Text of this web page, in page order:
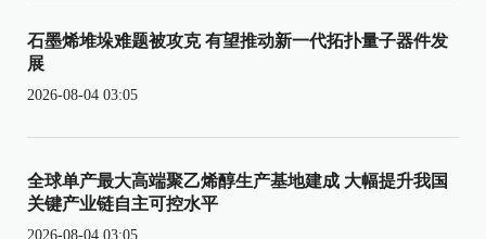
石墨烯堆垛难题被攻克 有望推动新一代拓扑量子器件发
展
2026-08-04 03:05
全球单产最大高端聚乙烯醇生产基地建成 大幅提升我国
关键产业链自主可控水平
2026-08-04 03:05